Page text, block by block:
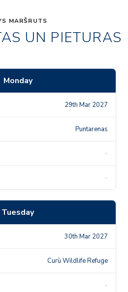
MARŠRUTS
UN PIETURAS
Monday
29th Mar 2027
Puntarenas
-
-
Tuesday
30th Mar 2027
Curù Wildlife Refuge
-